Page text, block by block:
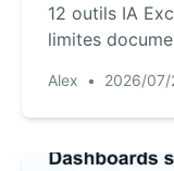
12 outils IA
limites
des réviseurs.
Alex • 2026/07/